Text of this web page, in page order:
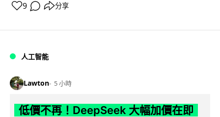
9 分享
人工智能
Lawton 5 小時
低價不再！DeepSeek 大幅加價在即